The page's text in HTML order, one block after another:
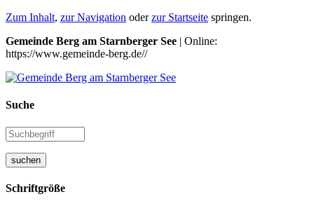
Zum Inhalt, zur Navigation oderzur Startseite springen.
Gemeinde Berg am Starnberger See | Online:
https://www.gemeinde-berg.de//
Suche
suchen
Schriftgröße